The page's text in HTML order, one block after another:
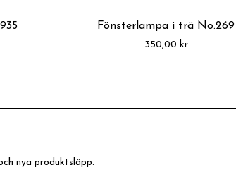
Fönsterlampa i trä No.269
350,00 kr
nya produktsläpp.